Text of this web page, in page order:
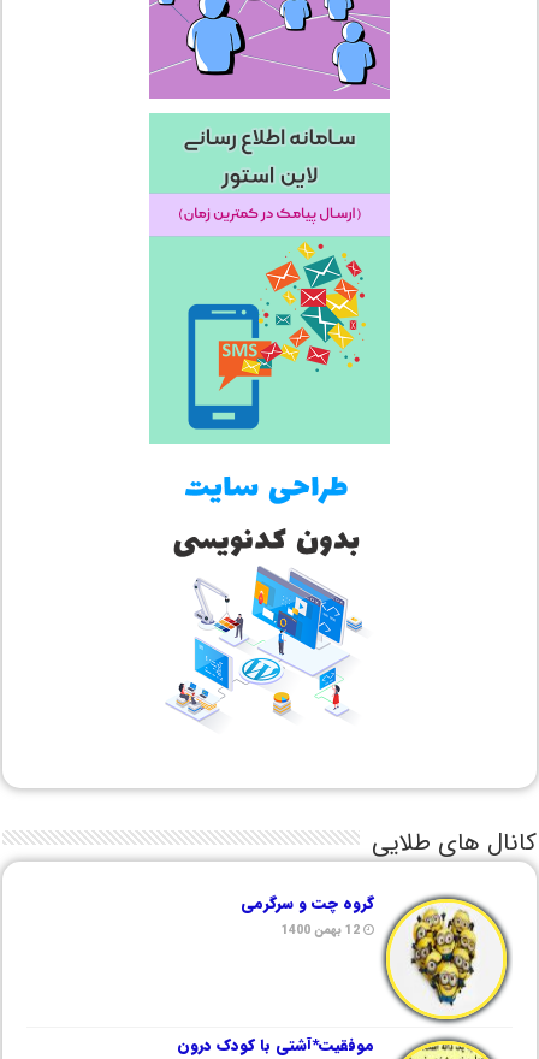
کانال های طلایی
گروه چت و سرگرمی
12 بهمن 1400
موفقیت*آشتی با کودک درون